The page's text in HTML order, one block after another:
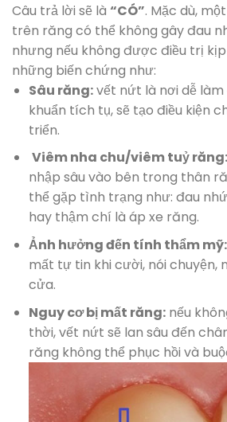
Câu trả lời sẽ là “CÓ”. Mặc dù,
trên răng có thể không gây đau
nhưng nếu không được điều trị
những biến chứng như:
Sâu răng:vết nứt là nơi dễ
khuẩn tích tụ, sẽ tạo điều kiện
triển.
Viêm nha chu/viêm tuỷ răng:
nhập sâu vào bên trong thân
thể gặp tình trạng như: đau
hay thậm chí là áp xe răng.
Ảnh hưởng đến tính thẩm mỹ:
mất tự tin khi cười, nói chuyện,
cửa.
Nguy cơ bị mất răng:nếu
thời, vết nứt sẽ lan sâu đến
răng không thể phục hồi và